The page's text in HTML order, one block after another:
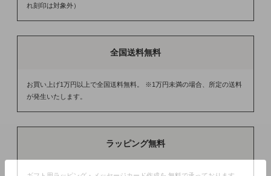
れ刻印は対象外）
全国送料無料
お買い上げ1万円以上で全国送料無料。 ※1万円未満の場合、所定の送料
が発生いたします。
ラッピング無料